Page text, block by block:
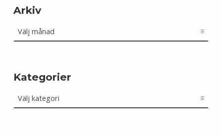
Arkiv
Kategorier